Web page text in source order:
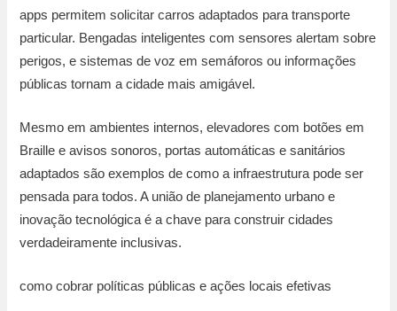
apps permitem solicitar carros adaptados para transporte
particular. Bengadas inteligentes com sensores alertam sobre
perigos, e sistemas de voz em semáforos ou informações
públicas tornam a cidade mais amigável.
Mesmo em ambientes internos, elevadores com botões em
Braille e avisos sonoros, portas automáticas e sanitários
adaptados são exemplos de como a infraestrutura pode ser
pensada para todos. A união de planejamento urbano e
inovação tecnológica é a chave para construir cidades
verdadeiramente inclusivas.
como cobrar políticas públicas e ações locais efetivas